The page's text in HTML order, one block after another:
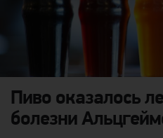
Пиво оказалось
болезни